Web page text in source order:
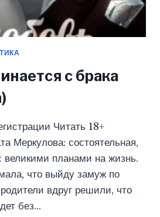
с брака
Читать 18+
Меркулова: состоятельная,
планами на жизнь.
что выйду замуж по
вдруг решили, что
без…